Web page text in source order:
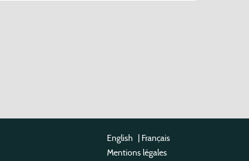
English | Français
Mentions légales